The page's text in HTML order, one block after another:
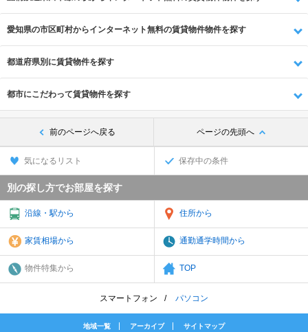
愛知県の市区町村からインターネット無料の賃貸物件物件を探す
都道府県別に賃貸物件を探す
都市にこだわって賃貸物件を探す
前のページへ戻る ページの先頭へ
気になるリスト 保存中の条件
別の探し方でお部屋を探す
沿線・駅から 住所から
家賃相場から 通勤通学時間から
物件特集から TOP
スマートフォン パソコン
地域一覧 アーカイブ サイトマップ